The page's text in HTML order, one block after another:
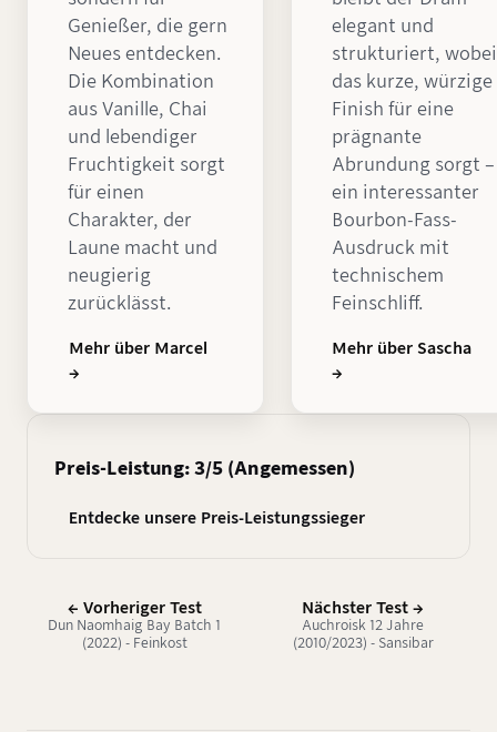
Genießer, die gern
Neues entdecken.
Die Kombination
aus Vanille, Chai
und lebendiger
Fruchtigkeit sorgt
für einen
Charakter, der
Laune macht und
neugierig
zurücklässt.
Mehr über Marcel
→
elegant und
strukturiert, wobei
das kurze, würzige
Finish für eine
prägnante
Abrundung sorgt –
ein interessanter
Bourbon-Fass-
Ausdruck mit
technischem
Feinschliff.
Mehr über Sascha
→
Preis-Leistung: 3/5 (Angemessen)
Entdecke unsere Preis-Leistungssieger
← Vorheriger Test
Dun Naomhaig Bay Batch 1
(2022) - Feinkost
Nächster Test →
Auchroisk 12 Jahre
(2010/2023) - Sansibar